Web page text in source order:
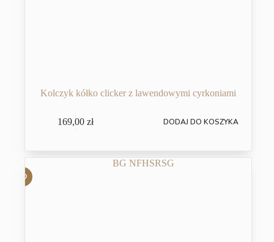
Kolczyk kółko clicker z lawendowymi cyrkoniami
169,00zł DODAJ DO KOSZYKA